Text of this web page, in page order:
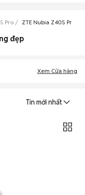
Pro ZTE Nubia Z40S Pro
đẹp
Xem Cửa hàng
Tin mới nhất